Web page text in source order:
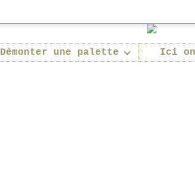
Démonter une palette Ici